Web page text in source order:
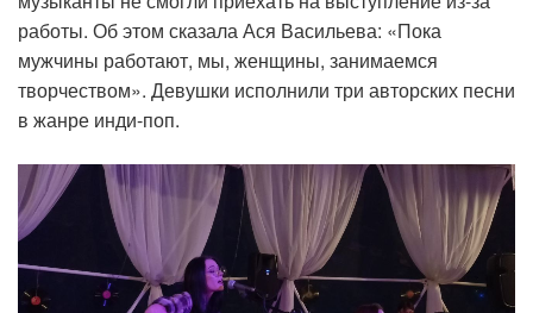
работы. Об этом сказала Ася Васильева: «Пока
мужчины работают, мы, женщины, занимаемся
творчеством». Девушки исполнили три авторских песни
в жанре инди-поп.